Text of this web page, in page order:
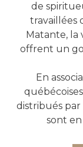
de
travaillées
Matante, la
offrent un
En
distribués par
sont